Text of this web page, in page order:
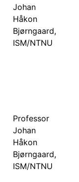
Johan
Håkon
Bjørngaard,
ISM/NTNU
Professor
Johan
Håkon
Bjørngaard,
ISM/NTNU